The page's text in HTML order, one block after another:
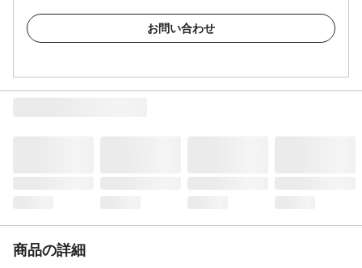
お問い合わせ
商品の詳細